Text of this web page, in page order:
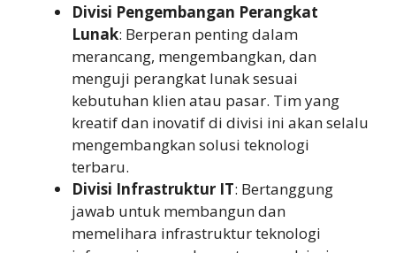
Divisi Pengembangan Perangkat
Lunak: Berperan penting dalam
merancang, mengembangkan, dan
menguji perangkat lunak sesuai
kebutuhan klien atau pasar. Tim yang
kreatif dan inovatif di divisi ini akan selalu
mengembangkan solusi teknologi
terbaru.
Divisi Infrastruktur IT: Bertanggung
jawab untuk membangun dan
memelihara infrastruktur teknologi